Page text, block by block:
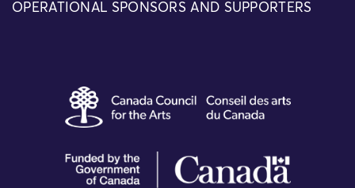
OPERATIONAL SPONSORS AND SUPPORTERS